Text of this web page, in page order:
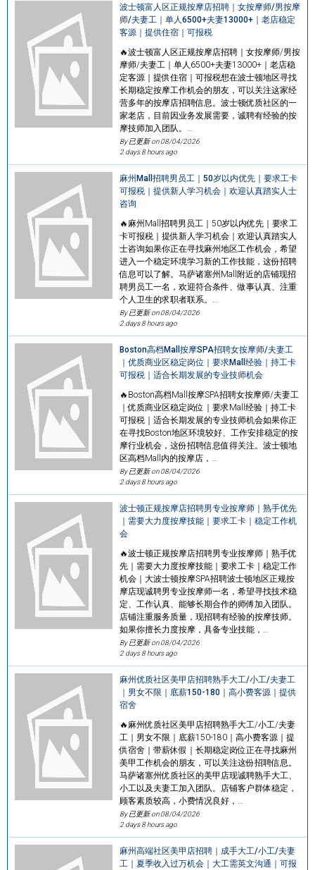
波士顿富人区正规按摩店招聘｜女按摩师/男按摩
师/夫妻工｜单人6500+夫妻13000+｜老店稳定
客源｜提供住宿｜可报税
🔥波士顿富人区正规按摩店招聘｜女按摩师/男按
摩师/夫妻工｜单人6500+夫妻13000+｜老店稳
定客源｜提供住宿｜可报税想在波士顿地区寻找
长期稳定按摩工作机会的朋友，可以关注这家经
营多年的按摩店招聘信息。波士顿优质社区的一
家老店，目前因业务发展需要，诚聘有经验的按
摩技师加入团队。…
By 已更新 on08/04/2026
2 days 8 hours ago
麻州Mall招聘男员工｜50岁以内优先｜要求工卡
可报税｜提供新人学习机会｜欢迎认真踏实人士
咨询
🔥麻州Mall招聘男员工｜50岁以内优先｜要求工
卡可报税｜提供新人学习机会｜欢迎认真踏实人
士咨询如果你正在寻找麻州地区工作机会，希望
进入一个稳定环境学习新的工作技能，这份招聘
信息可以了解。马萨诸塞州Mall附近的店铺现招
聘男员工一名，欢迎符合条件、做事认真、注重
个人卫生的求职者联系。…
By 已更新 on08/04/2026
2 days 8 hours ago
Boston高档Mall按摩SPA招聘女按摩师/夫妻工
｜优质商业区稳定岗位｜要求Mall经验｜持工卡
可报税｜适合长期发展的专业技师机会
🔥Boston高档Mall按摩SPA招聘女按摩师/夫妻工
｜优质商业区稳定岗位｜要求Mall经验｜持工卡
可报税｜适合长期发展的专业技师机会如果你正
在寻找Boston地区环境较好、工作安排稳定的按
摩行业机会，这份招聘信息值得关注。波士顿地
区高档Mall内的按摩店，…
By 已更新 on08/04/2026
2 days 8 hours ago
波士顿正规按摩店招聘男专业按摩师｜熟手优先
｜需要大力度按摩技能｜要求工卡｜稳定工作机
会
🔥波士顿正规按摩店招聘男专业按摩师｜熟手优
先｜需要大力度按摩技能｜要求工卡｜稳定工作
机会｜大波士顿按摩SPA招聘波士顿地区正规按
摩店现诚聘男专业按摩师一名，希望寻找技术稳
定、工作认真、能够长期合作的师傅加入团队。
店铺注重服务质量，现招聘有经验的按摩技师。
如果你擅长力度按摩，具备专业技能，…
By 已更新 on08/04/2026
2 days 8 hours ago
麻州优质社区美甲店招聘熟手大工/小工/夫妻工
｜男女不限｜底薪150-180｜高小费客源｜提供
宿舍
🔥麻州优质社区美甲店招聘熟手大工/小工/夫妻
工｜男女不限｜底薪150-180｜高小费客源｜提
供宿舍｜带薪休假｜长期稳定岗位正在寻找麻州
美甲工作机会的朋友，可以关注这份招聘信息。
马萨诸塞州优质社区的美甲店现诚聘熟手大工、
小工以及夫妻工加入团队。店铺客户群体稳定，
顾客素质较高，小费情况良好，…
By 已更新 on08/04/2026
2 days 8 hours ago
麻州高端社区美甲店招聘｜成手大工/小工/夫妻
工｜夏季收入过万机会｜大工需英文沟通｜可报